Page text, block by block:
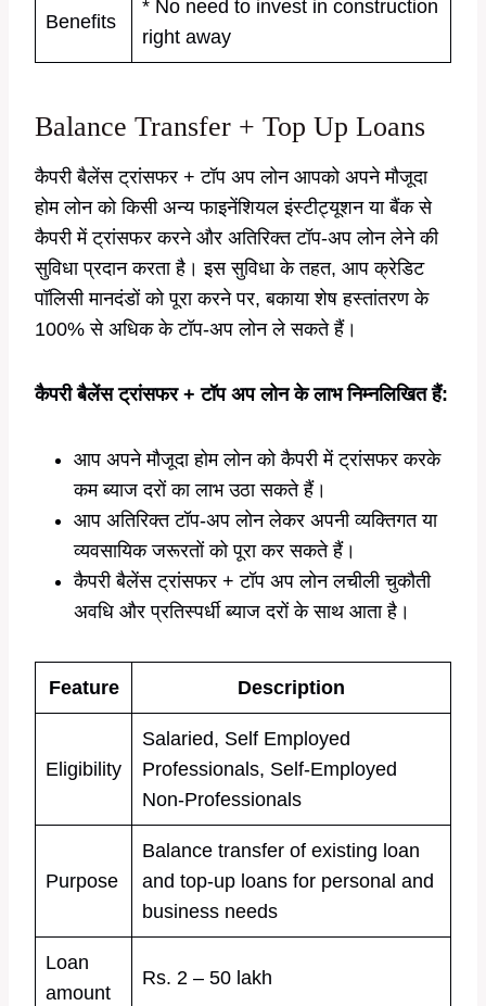
Benefits
* No need to invest in construction
right away
Balance Transfer + Top Up Loans
कैपरी बैलेंस ट्रांसफर + टॉप अप लोन आपको अपने मौजूदा
होम लोन को किसी अन्य फाइनेंशियल इंस्टीट्यूशन या बैंक से
कैपरी में ट्रांसफर करने और अतिरिक्त टॉप-अप लोन लेने की
सुविधा प्रदान करता है। इस सुविधा के तहत, आप क्रेडिट
पॉलिसी मानदंडों को पूरा करने पर, बकाया शेष हस्तांतरण के
100% से अधिक के टॉप-अप लोन ले सकते हैं।
कैपरी बैलेंस ट्रांसफर + टॉप अप लोन के लाभ निम्नलिखित हैं:
आप अपने मौजूदा होम लोन को कैपरी में ट्रांसफर करके
कम ब्याज दरों का लाभ उठा सकते हैं।
आप अतिरिक्त टॉप-अप लोन लेकर अपनी व्यक्तिगत या
व्यवसायिक जरूरतों को पूरा कर सकते हैं।
कैपरी बैलेंस ट्रांसफर + टॉप अप लोन लचीली चुकौती
अवधि और प्रतिस्पर्धी ब्याज दरों के साथ आता है।
Feature Description
Eligibility
Salaried, Self Employed
Professionals, Self-Employed
Non-Professionals
Purpose
Balance transfer of existing loan
and top-up loans for personal and
business needs
Loan
amount
Rs. 2 – 50 lakh